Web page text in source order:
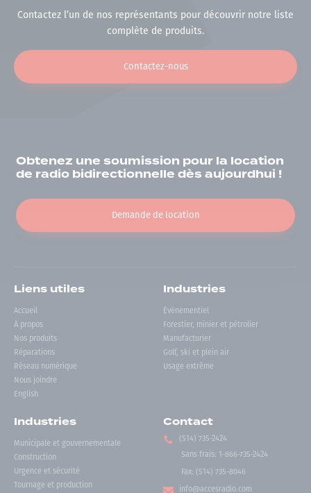
Contactez l’un de nos représentants pour découvrir notre liste
complète de produits.
Contactez-nous
Obtenez une soumission pour la location
de radio bidirectionnelle dès aujourdhui !
Demande de location
Liens utiles
Accueil
À propos
Nos produits
Réparations
Réseau numérique
Nous joindre
English
Industries
Événementiel
Forestier, minier et pétrolier
Manufacturier
Golf, ski et plein air
Usage extrême
Industries
Municipale et gouvernementale
Construction
Urgence et sécurité
Tournage et production
Contact
(514) 735-2424
Sans frais: 1-866-735-2424
Fax:(514) 735-8046
info@accesradio.com